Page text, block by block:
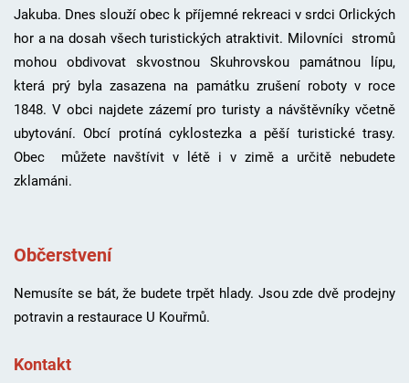
Jakuba. Dnes slouží obec k příjemné rekreaci v srdci Orlických
hor a na dosah všech turistických atraktivit. Milovníci stromů
mohou obdivovat skvostnou Skuhrovskou památnou lípu,
která prý byla zasazena na památku zrušení roboty v roce
1848. V obci najdete zázemí pro turisty a návštěvníky včetně
ubytování. Obcí protíná cyklostezka a pěší turistické trasy.
Obec můžete navštívit v létě i v zimě a určitě nebudete
zklamáni.
Občerstvení
Nemusíte se bát, že budete trpět hlady. Jsou zde dvě prodejny
potravin a restaurace U Kouřmů.
Kontakt